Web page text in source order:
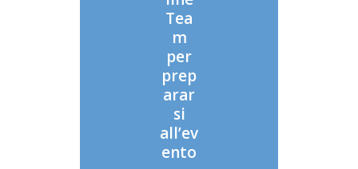
Tea
m
per
prep
arar
si
all’ev
ento